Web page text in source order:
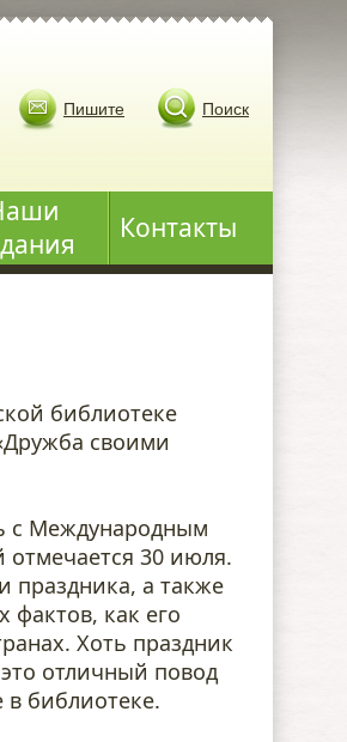
Пишите Поиск
Контакты
библиотеке
своими
с Международным
30 июля.
праздника, а также
фактов, как его
Хоть праздник
отличный повод
в библиотеке.